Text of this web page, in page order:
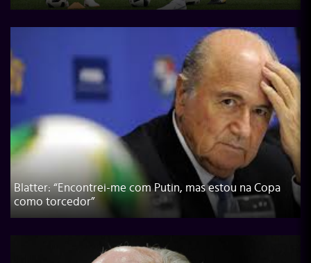
Blatter: “Encontrei-me com Putin, mas estou na Copa
como torcedor”